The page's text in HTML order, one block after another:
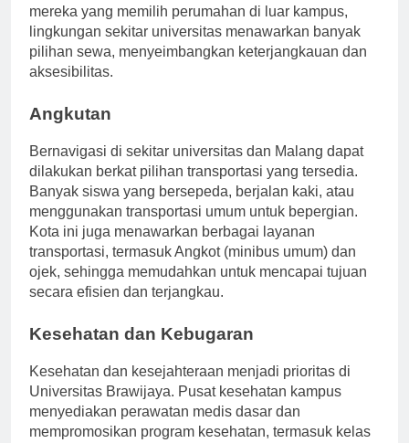
ini mendorong pengalaman hidup komunal. Bagi
mereka yang memilih perumahan di luar kampus,
lingkungan sekitar universitas menawarkan banyak
pilihan sewa, menyeimbangkan keterjangkauan dan
Bernavigasi di sekitar universitas dan Malang dapat
dilakukan berkat pilihan transportasi yang tersedia.
Banyak siswa yang bersepeda, berjalan kaki, atau
menggunakan transportasi umum untuk bepergian.
Kota ini juga menawarkan berbagai layanan
transportasi, termasuk Angkot (minibus umum) dan
ojek, sehingga memudahkan untuk mencapai tujuan
Kesehatan dan kesejahteraan menjadi prioritas di
Universitas Brawijaya. Pusat kesehatan kampus
menyediakan perawatan medis dasar dan